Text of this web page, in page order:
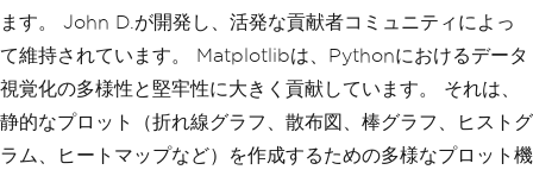
ます。 John D.が開発し、活発な貢献者コミュニティによっ
て維持されています。 Matplotlibは、Pythonにおけるデータ
視覚化の多様性と堅牢性に大きく貢献しています。 それは、
静的なプロット（折れ線グラフ、散布図、棒グラフ、ヒストグ
ラム、ヒートマップなど）を作成するための多様なプロット機